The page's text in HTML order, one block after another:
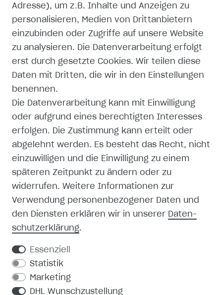
WIDERRUFSFORMULAR
IMPRESSUM
DATENSCHUTZERKLÄRUNG
AGB
ZAHLUNG UND VERSAND
SHOP
MEIN KONTO
REGISTRIEREN
KONTAKT
PRODUKTKATALOG
Adresse), um z.B. Inhalte und Anzeigen zu
personalisieren, Medien von Drittanbietern
einzubinden oder Zugriffe auf unsere Website
zu analysieren. Die Datenverarbeitung erfolgt
erst durch gesetzte Cookies. Wir teilen diese
Daten mit Dritten, die wir in den Einstellungen
benennen.
Die Datenverarbeitung kann mit Einwilligung
oder aufgrund eines berechtigten Interesses
erfolgen. Die Zustimmung kann erteilt oder
abgelehnt werden. Es besteht das Recht, nicht
einzuwilligen und die Einwilligung zu einem
späteren Zeitpunkt zu ändern oder zu
widerrufen. Weitere Informationen zur
Verwendung personenbezogener Daten und
den Diensten erklären wir in unserer Daten­
schutz­erklärung.
Essenziell
Statistik
Marketing
DHL Wunschzustellung